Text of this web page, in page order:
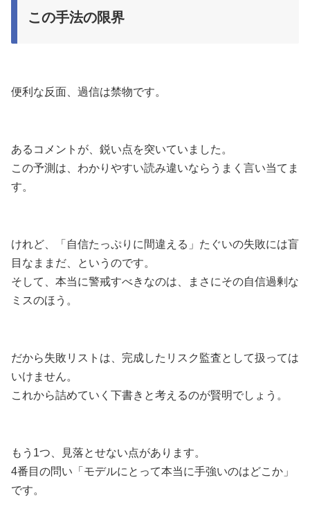
この手法の限界
便利な反面、過信は禁物です。
あるコメントが、鋭い点を突いていました。
この予測は、わかりやすい読み違いならうまく言い当てま
す。
けれど、「自信たっぷりに間違える」たぐいの失敗には盲
目なままだ、というのです。
そして、本当に警戒すべきなのは、まさにその自信過剰な
ミスのほう。
だから失敗リストは、完成したリスク監査として扱っては
いけません。
これから詰めていく下書きと考えるのが賢明でしょう。
もう1つ、見落とせない点があります。
4番目の問い「モデルにとって本当に手強いのはどこか」
です。